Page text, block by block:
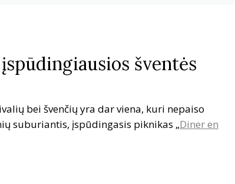
šventės
bei švenčių yra dar viena, kuri nepaiso
suburiantis, įspūdingasis piknikas „Diner en